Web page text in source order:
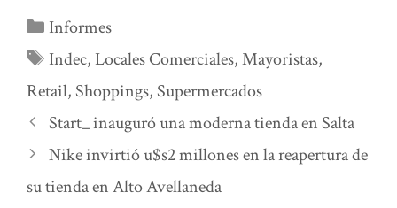
Categorías
Informes
Etiquetas
Indec,Locales Comerciales,Mayoristas,
Retail, Shoppings, Supermercados
Start_ inauguró una moderna tienda en Salta
Nike invirtió u$s2 millones en la reapertura de
su tienda en Alto Avellaneda